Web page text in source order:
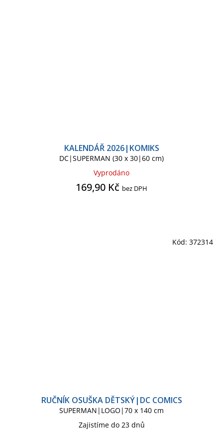
KALENDÁŘ 2026|KOMIKS
DC|SUPERMAN (30 x 30|60 cm)
Vyprodáno
169,90 Kč bez DPH
RUČNÍK OSUŠKA DĚTSKÝ|DC COMICS
SUPERMAN|LOGO|70 x 140 cm
Zajistíme do 23 dnů
Kód: 372314